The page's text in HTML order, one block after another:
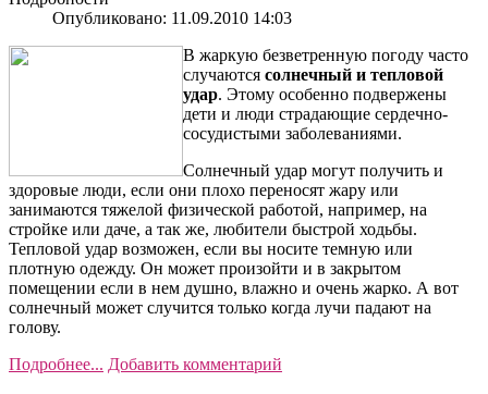
Опубликовано: 11.09.2010 14:03
В жаркую безветренную погоду часто
случаются солнечный и тепловой
удар. Этому особенно подвержены
дети и люди страдающие сердечно-
сосудистыми заболеваниями.
Солнечный удар могут получить и
здоровые люди, если они плохо переносят жару или
занимаются тяжелой физической работой, например, на
стройке или даче, а так же, любители быстрой ходьбы.
Тепловой удар возможен, если вы носите темную или
плотную одежду. Он может произойти и в закрытом
помещении если в нем душно, влажно и очень жарко. А вот
солнечный может случится только когда лучи падают на
голову.
Подробнее... Добавить комментарий